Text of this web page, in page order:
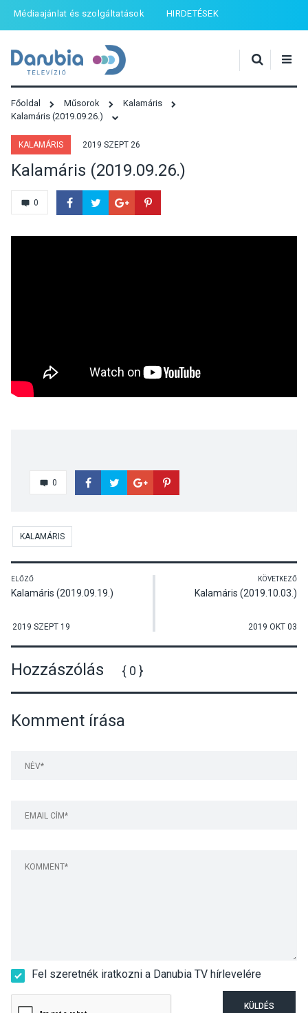
Médiaajánlat és szolgáltatások HIRDETÉSEK
Főoldal Műsorok
Kalamáris
Kalamáris (2019.09.26.)
KALAMÁRIS 2019 SZEPT 26
Kalamáris (2019.09.26.)
0
0
KALAMÁRIS
ELŐZŐ
Kalamáris (2019.09.19.)
2019 SZEPT 19
KÖVETKEZŐ
Kalamáris (2019.10.03.)
2019 OKT 03
Hozzászólás { 0 }
Komment írása
Fel szeretnék iratkozni a Danubia TV hírlevelére
KÜLDÉS